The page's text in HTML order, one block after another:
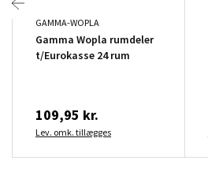
GAMMA-WOPLA
Gamma Wopla rumdeler
t/Eurokasse 24 rum
109,95 kr.
Lev. omk. tillægges